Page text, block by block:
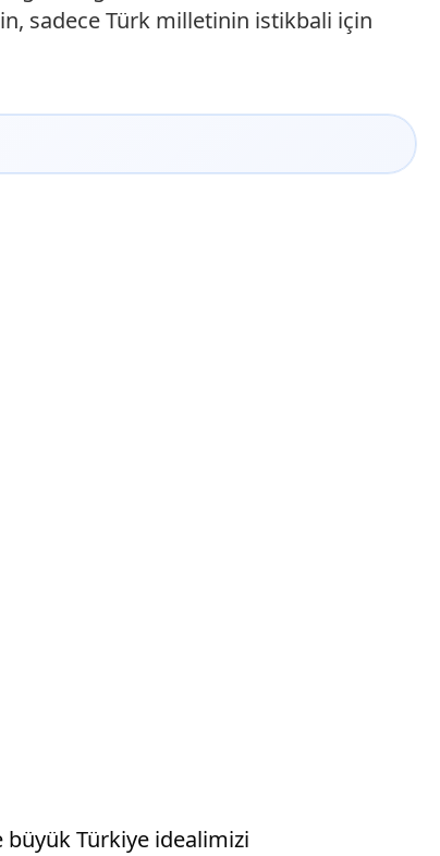
sadece Türk milletinin istikbali için
büyük Türkiye idealimizi